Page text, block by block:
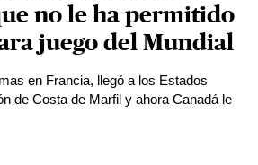
no le ha permitido
juego del Mundial
en Francia, llegó a los Estados
de Costa de Marfil y ahora Canadá le